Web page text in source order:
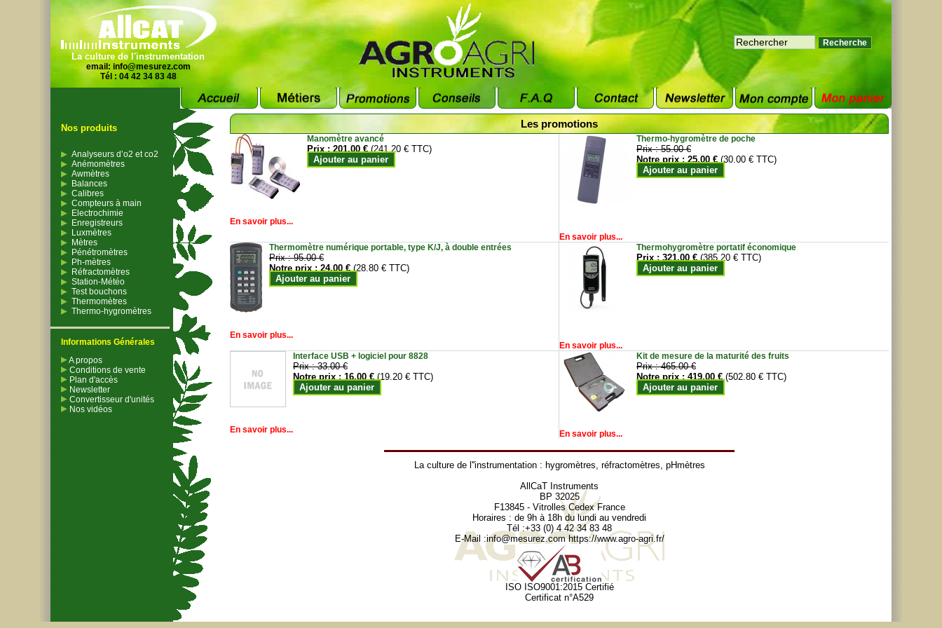
La culture de l'instrumentation
email: info@mesurez.com
Tél : 04 42 34 83 48
Nos produits
Analyseurs d’o2 et co2
Anémomètres
Awmètres
Balances
Calibres
Compteurs à main
Electrochimie
Enregistreurs
Luxmètres
Mètres
Pénétromètres
Ph-mètres
Réfractomètres
Station-Météo
Test bouchons
Thermomètres
Thermo-hygromètres
Informations Générales
A propos
Conditions de vente
Plan d'accès
Newsletter
Convertisseur d'unités
Nos vidéos
Les promotions
Manomètre avancé
Prix :201.00 € (241.20 € TTC)
Ajouter au panier
En savoir plus...
Thermo-hygromètre de poche
Prix :55.00 €
Notre prix :25.00 € (30.00 € TTC)
Ajouter au panier
En savoir plus...
Thermomètre numérique portable, type K/J, à double entrées
Prix :95.00 €
Notre prix :24.00 € (28.80 € TTC)
Ajouter au panier
En savoir plus...
Thermohygromètre portatif économique
Prix :321.00 € (385.20 € TTC)
Ajouter au panier
En savoir plus...
Interface USB + logiciel pour 8828
Prix :33.00 €
Notre prix :16.00 € (19.20 € TTC)
Ajouter au panier
En savoir plus...
Kit de mesure de la maturité des fruits
Prix :465.00 €
Notre prix :419.00 € (502.80 € TTC)
Ajouter au panier
En savoir plus...
La culture de l''instrumentation : hygromètres, réfractomètres, pHmètres
AllCaT Instruments
BP 32025
F13845 - Vitrolles Cedex France
Horaires : de 9h à 18h du lundi au vendredi
Tél :+33 (0) 4 42 34 83 48
E-Mail :info@mesurez.com https://www.agro-agri.fr/
ISO ISO9001:2015 Certifié
Certificat n°A529